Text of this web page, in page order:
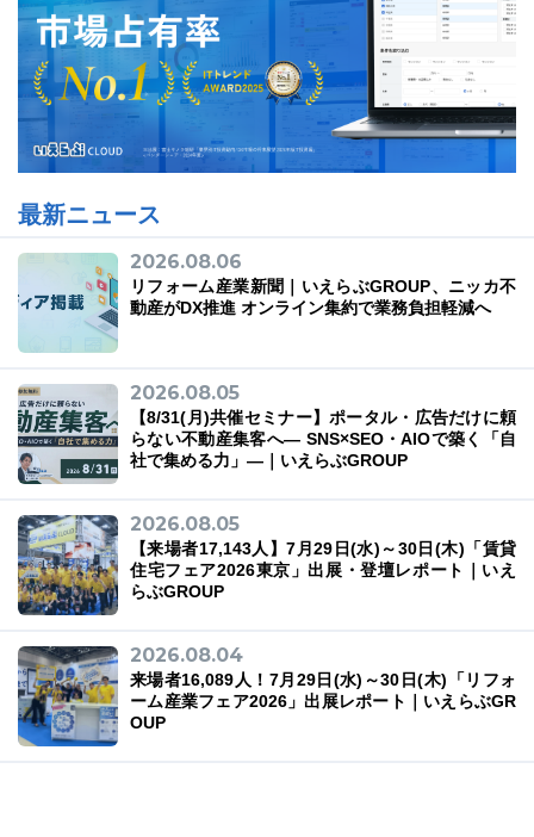
最新ニュース
2026.08.06
リフォーム産業新聞｜いえらぶGROUP、ニッカ不
動産がDX推進 オンライン集約で業務負担軽減へ
2026.08.05
【8/31(月)共催セミナー】ポータル・広告だけに頼
らない不動産集客へ― SNS×SEO・AIOで築く「自
社で集める力」―｜いえらぶGROUP
2026.08.05
【来場者17,143人】7月29日(水)～30日(木)「賃貸
住宅フェア2026東京」出展・登壇レポート｜いえ
らぶGROUP
2026.08.04
来場者16,089人！7月29日(水)～30日(木)「リフォ
ーム産業フェア2026」出展レポート｜いえらぶGR
OUP